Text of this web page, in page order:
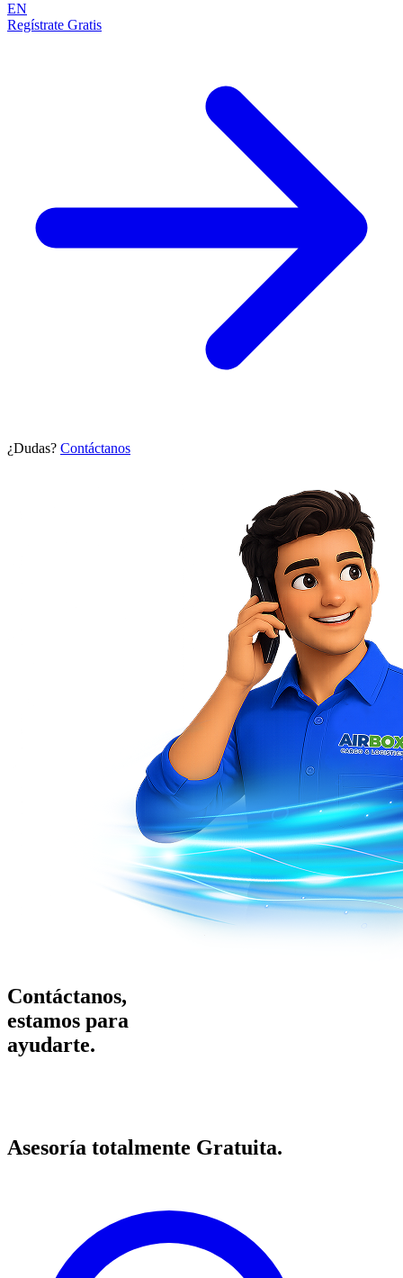
EN
Regístrate Gratis
¿Dudas? Contáctanos
Contáctanos,
estamos para
ayudarte.
Asesoría totalmente Gratuita.